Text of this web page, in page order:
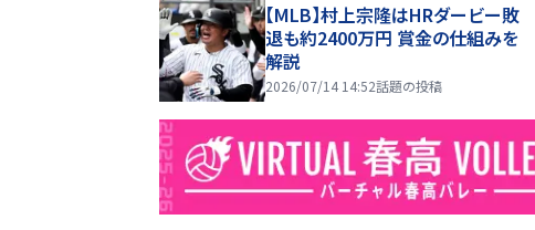
【MLB】村上宗隆はHRダービー敗
退も約2400万円 賞金の仕組みを
解説
2026/07/14 14:52話題の投稿